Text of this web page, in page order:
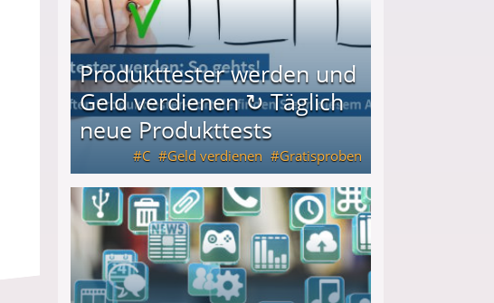
Produkttester werden und
Geld verdienen ↻ Täglich
neue Produkttests
C Geld verdienen Gratisproben
↻ Täglich neue Produkttests